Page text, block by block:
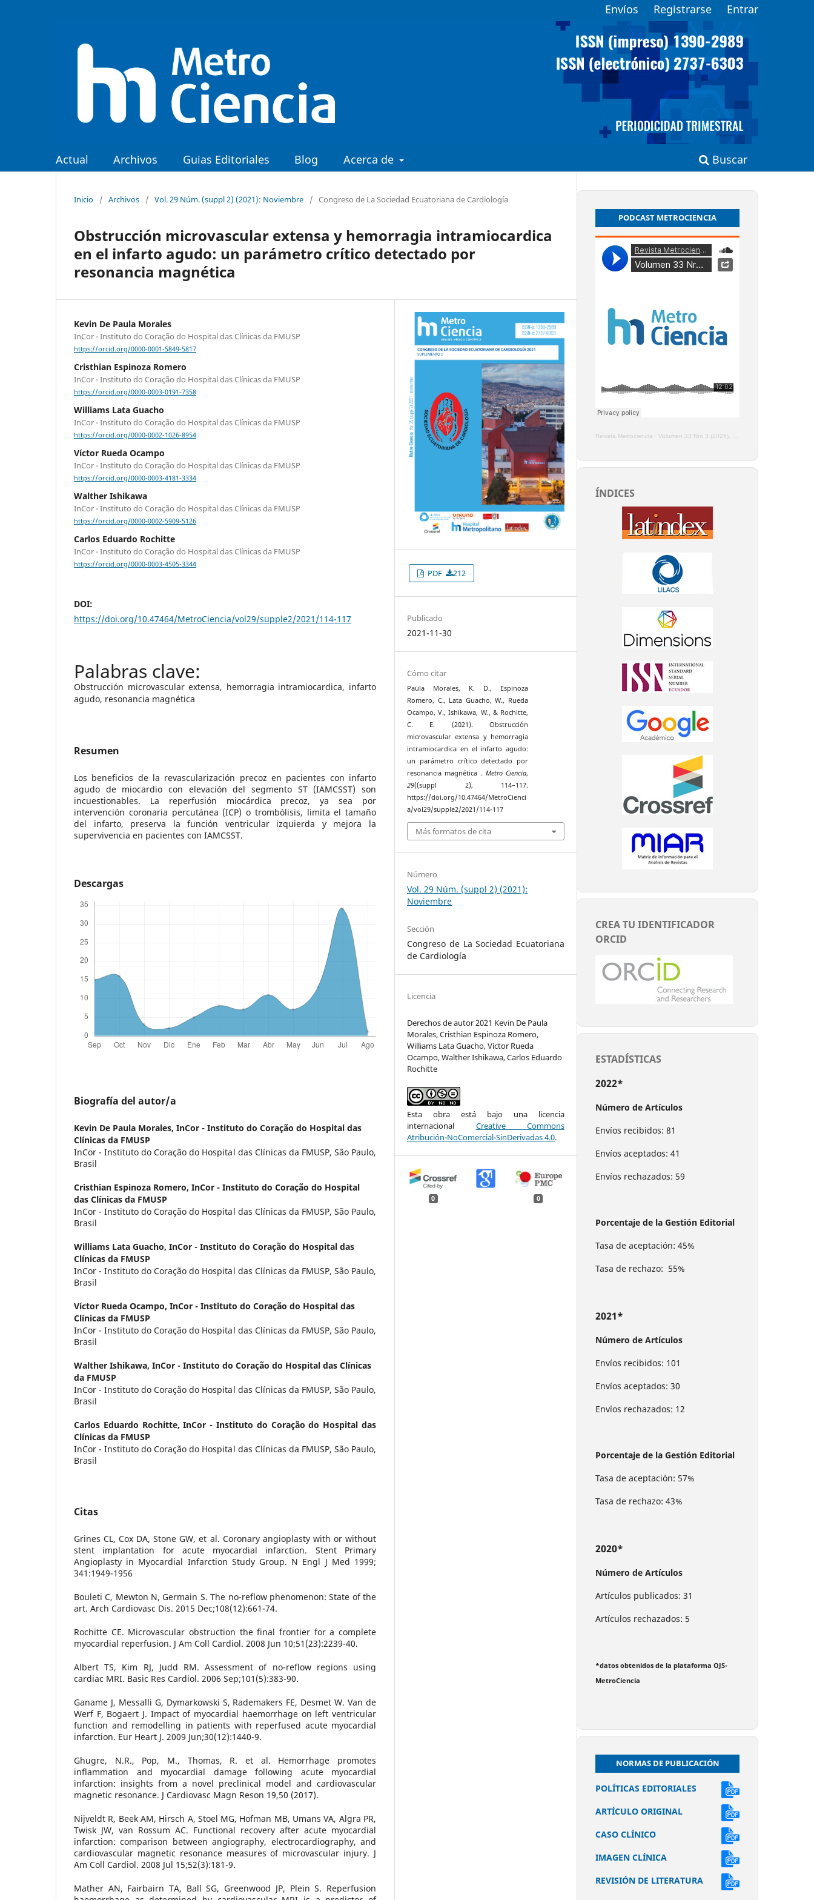
Actual Archivos Guias Editoriales Blog Acerca de Buscar
Envíos Registrarse Entrar
Inicio / Archivos / Vol. 29 Núm. (suppl 2) (2021): Noviembre / Congreso de La Sociedad Ecuatoriana de Cardiología
Obstrucción microvascular extensa y hemorragia intramiocardica
en el infarto agudo: un parámetro crítico detectado por
resonancia magnética
Kevin De Paula Morales
InCor - Instituto do Coração do Hospital das Clínicas da FMUSP
https://orcid.org/0000-0001-5849-5817
Cristhian Espinoza Romero
InCor - Instituto do Coração do Hospital das Clínicas da FMUSP
https://orcid.org/0000-0003-0191-7358
Williams Lata Guacho
InCor - Instituto do Coração do Hospital das Clínicas da FMUSP
https://orcid.org/0000-0002-1026-8954
Víctor Rueda Ocampo
InCor - Instituto do Coração do Hospital das Clínicas da FMUSP
https://orcid.org/0000-0003-4181-3334
Walther Ishikawa
InCor - Instituto do Coração do Hospital das Clínicas da FMUSP
https://orcid.org/0000-0002-5909-5126
Carlos Eduardo Rochitte
InCor - Instituto do Coração do Hospital das Clínicas da FMUSP
https://orcid.org/0000-0003-4505-3344
DOI:
https://doi.org/10.47464/MetroCiencia/vol29/supple2/2021/114-117
Obstrucción microvascular extensa, hemorragia intramiocardica, infarto
agudo, resonancia magnética
Resumen
Los beneficios de la revascularización precoz en pacientes con infarto
agudo de miocardio con elevación del segmento ST (IAMCSST) son
incuestionables. La reperfusión miocárdica precoz, ya sea por
intervención coronaria percutánea (ICP) o trombólisis, limita el tamaño
del infarto, preserva la función ventricular izquierda y mejora la
supervivencia en pacientes con IAMCSST.
Descargas
Biografía del autor/a
Kevin De Paula Morales, InCor - Instituto do Coração do Hospital das
Clínicas da FMUSP
InCor - Instituto do Coração do Hospital das Clínicas da FMUSP, São Paulo,
Brasil
Cristhian Espinoza Romero, InCor - Instituto do Coração do Hospital
das Clínicas da FMUSP
InCor - Instituto do Coração do Hospital das Clínicas da FMUSP, São Paulo,
Brasil
Williams Lata Guacho, InCor - Instituto do Coração do Hospital das
Clínicas da FMUSP
InCor - Instituto do Coração do Hospital das Clínicas da FMUSP, São Paulo,
Brasil
Víctor Rueda Ocampo, InCor - Instituto do Coração do Hospital das
Clínicas da FMUSP
InCor - Instituto do Coração do Hospital das Clínicas da FMUSP, São Paulo,
Brasil
Walther Ishikawa, InCor - Instituto do Coração do Hospital das Clínicas
da FMUSP
InCor - Instituto do Coração do Hospital das Clínicas da FMUSP, São Paulo,
Brasil
Carlos Eduardo Rochitte,InCor - Instituto do Coração do Hospital das
Clínicas da FMUSP
InCor - Instituto do Coração do Hospital das Clínicas da FMUSP, São Paulo,
Brasil
Citas
Grines CL, Cox DA, Stone GW, et al. Coronary angioplasty with or without
stent implantation for acute myocardial infarction. Stent Primary
Angioplasty in Myocardial Infarction Study Group. N Engl J Med 1999;
341:1949-1956
Bouleti C, Mewton N, Germain S. The no-reflow phenomenon: State of the
art. Arch Cardiovasc Dis. 2015 Dec;108(12):661-74.
Rochitte CE. Microvascular obstruction the final frontier for a complete
myocardial reperfusion. J Am Coll Cardiol. 2008 Jun 10;51(23):2239-40.
Albert TS, Kim RJ, Judd RM. Assessment of no-reflow regions using
cardiac MRI. Basic Res Cardiol. 2006 Sep;101(5):383-90.
Ganame J, Messalli G, Dymarkowski S, Rademakers FE, Desmet W. Van de
Werf F, Bogaert J. Impact of myocardial haemorrhage on left ventricular
function and remodelling in patients with reperfused acute myocardial
infarction. Eur Heart J. 2009 Jun;30(12):1440-9.
Ghugre, N.R., Pop, M., Thomas, R. et al. Hemorrhage promotes
inflammation and myocardial damage following acute myocardial
infarction: insights from a novel preclinical model and cardiovascular
magnetic resonance. J Cardiovasc Magn Reson 19,50 (2017).
Nijveldt R, Beek AM, Hirsch A, Stoel MG, Hofman MB, Umans VA, Algra PR,
Twisk JW, van Rossum AC. Functional recovery after acute myocardial
infarction: comparison between angiography, electrocardiography, and
cardiovascular magnetic resonance measures of microvascular injury. J
Am Coll Cardiol. 2008 Jul 15;52(3):181-9.
Mather AN, Fairbairn TA, Ball SG, Greenwood JP, Plein S. Reperfusion
PDF 212
Publicado
2021-11-30
Cómo citar
Paula Morales, K. D., Espinoza
Romero, C., Lata Guacho, W., Rueda
Ocampo, V., Ishikawa, W., & Rochitte,
C. E. (2021). Obstrucción
microvascular extensa y hemorragia
intramiocardica en el infarto agudo:
un parámetro crítico detectado por
resonancia magnética . Metro Ciencia,
29((suppl 2), 114–117.
https://doi.org/10.47464/MetroCienci
a/vol29/supple2/2021/114-117
Más formatos de cita
Número
Vol. 29 Núm. (suppl 2) (2021):
Noviembre
Sección
Congreso de La Sociedad Ecuatoriana
de Cardiología
Licencia
Derechos de autor 2021 Kevin De Paula
Morales, Cristhian Espinoza Romero,
Williams Lata Guacho, Víctor Rueda
Ocampo, Walther Ishikawa, Carlos Eduardo
Rochitte
Esta obra está bajo una licencia
internacional Creative Commons
Atribución-NoComercial-SinDerivadas 4.0.
0 0
PODCAST METROCIENCIA
Revista Metrociencia · Volumen 33 Nro 3 (2025), Enero - Marzo
ÍNDICES
CREA TU IDENTIFICADOR
ORCID
ESTADÍSTICAS
2022*
Número de Artículos
Envíos recibidos: 81
Envíos aceptados: 41
Envíos rechazados: 59
Porcentaje de la Gestión Editorial
Tasa de aceptación: 45%
Tasa de rechazo: 55%
2021*
Número de Artículos
Envíos recibidos: 101
Envíos aceptados: 30
Envíos rechazados: 12
Porcentaje de la Gestión Editorial
Tasa de aceptación: 57%
Tasa de rechazo: 43%
2020*
Número de Artículos
Artículos publicados: 31
Artículos rechazados: 5
*datos obtenidos de la plataforma OJS-
MetroCiencia
NORMAS DE PUBLICACIÓN
POLÍTICAS EDITORIALES
ARTÍCULO ORIGINAL
CASO CLÍNICO
IMAGEN CLÍNICA
REVISIÓN DE LITERATURA